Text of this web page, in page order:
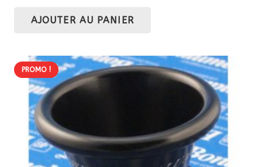
initial
actuel
AJOUTER AU PANIER
PROMO !